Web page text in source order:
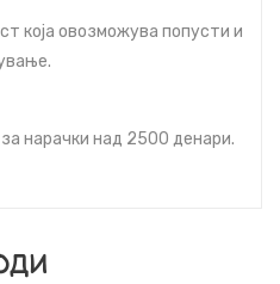
која овозможува попусти и
нарачки над 2500 денари.